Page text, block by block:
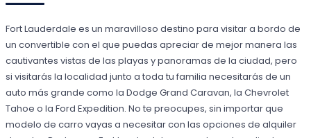
Fort Lauderdale es un maravilloso destino para visitar a bordo de
un convertible con el que puedas apreciar de mejor manera las
cautivantes vistas de las playas y panoramas de la ciudad, pero
si visitarás la localidad junto a toda tu familia necesitarás de un
auto más grande como la Dodge Grand Caravan, la Chevrolet
Tahoe o la Ford Expedition. No te preocupes, sin importar que
modelo de carro vayas a necesitar con las opciones de alquiler